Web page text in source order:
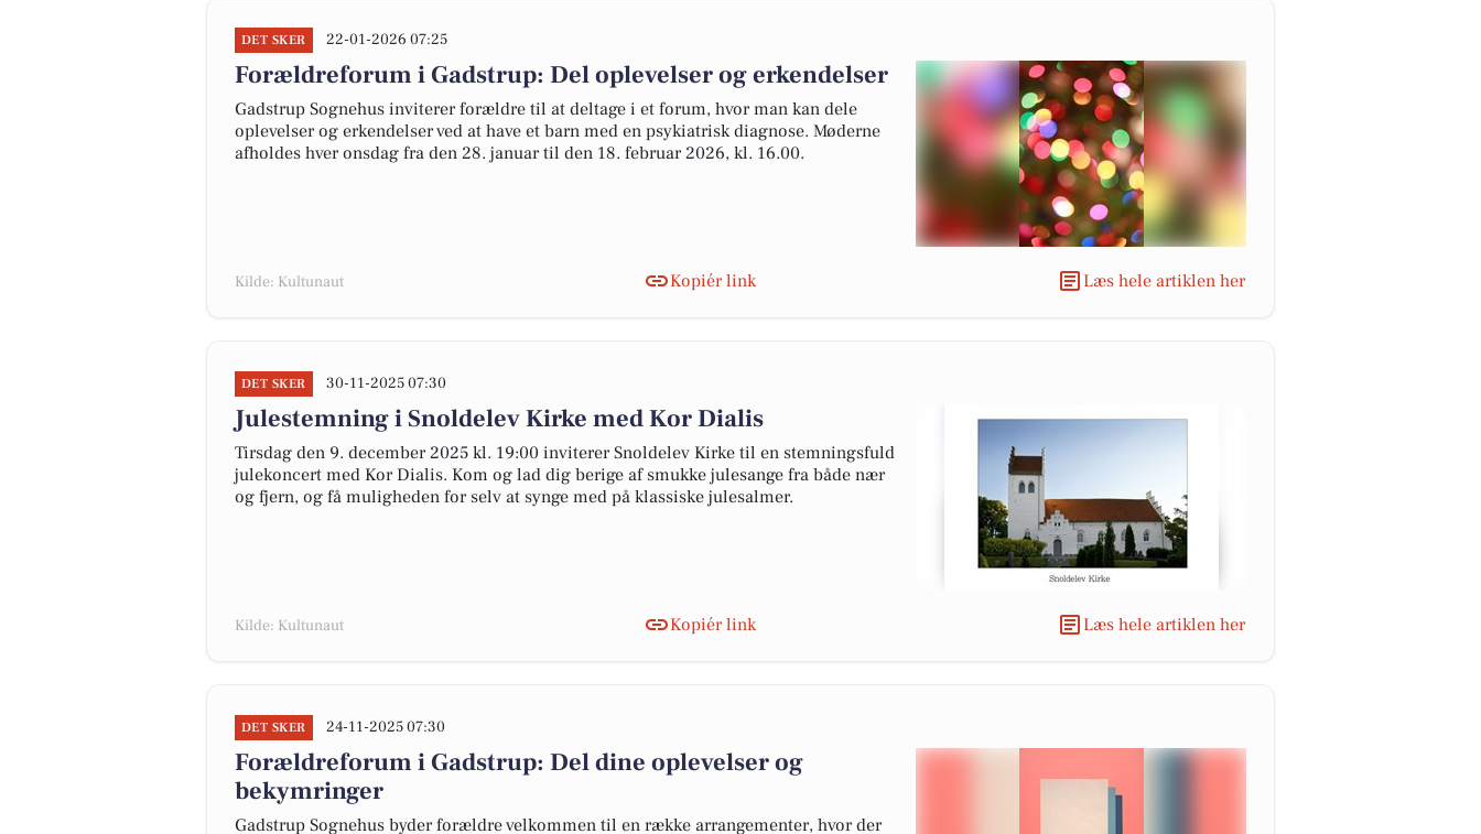
DET SKER 22-01-2026 07:25
Forældreforum i Gadstrup: Del oplevelser og erkendelser
Gadstrup Sognehus inviterer forældre til at deltage i et forum, hvor man kan dele
oplevelser og erkendelser ved at have et barn med en psykiatrisk diagnose. Møderne
afholdes hver onsdag fra den 28. januar til den 18. februar 2026, kl. 16.00.
Kilde: Kultunaut Kopiér link Læs hele artiklen her
DET SKER 30-11-2025 07:30
Julestemning i Snoldelev Kirke med Kor Dialis
Tirsdag den 9. december 2025 kl. 19:00 inviterer Snoldelev Kirke til en stemningsfuld
julekoncert med Kor Dialis. Kom og lad dig berige af smukke julesange fra både nær
og fjern, og få muligheden for selv at synge med på klassiske julesalmer.
Kilde: Kultunaut Kopiér link Læs hele artiklen her
DET SKER 24-11-2025 07:30
Forældreforum i Gadstrup: Del dine oplevelser og
bekymringer
Gadstrup Sognehus byder forældre velkommen til en række arrangementer, hvor der